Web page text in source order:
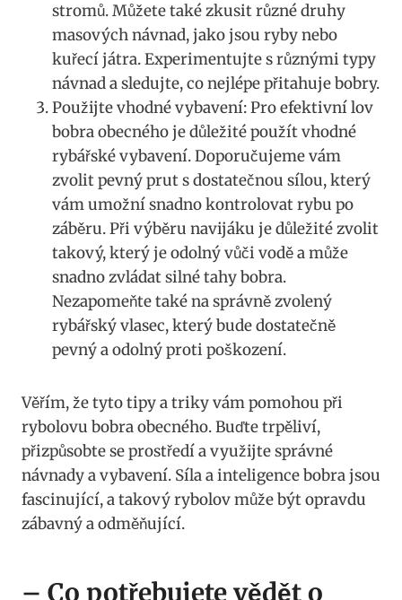
stromů. Můžete také zkusit⁢ různé druhy
masových návnad, jako jsou ryby nebo
kuřecí játra. Experimentujte s různými typy
návnad a sledujte, ​co ​nejlépe přitahuje bobry.
Použijte vhodné vybavení: ‌Pro efektivní​ lov
bobra⁢ obecného je důležité použít vhodné
rybářské vybavení.‍ Doporučujeme vám
zvolit pevný prut s dostatečnou⁤ sílou, který
vám umožní snadno ⁢kontrolovat rybu po
záběru. Při výběru navijáku ⁤je důležité zvolit
takový, který je odolný‍ vůči vodě a může⁣
snadno ​zvládat ‌silné tahy bobra.
‍Nezapomeňte⁢ také na⁣ správně zvolený
rybářský vlasec, který⁣ bude‍ dostatečně
pevný ​a odolný proti poškození.
Věřím,‌ že tyto tipy a triky vám pomohou při
rybolovu bobra obecného. Buďte⁣ trpěliví,
⁢přizpůsobte se prostředí a využijte správné
návnady a vybavení.⁢ Síla a inteligence bobra jsou
fascinující,‌ a takový rybolov⁢ může být opravdu
zábavný a odměňující.
– Co potřebujete vědět o